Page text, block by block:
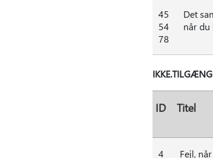
45
54
78
Det
når du
ID Titel
4 Fejl,